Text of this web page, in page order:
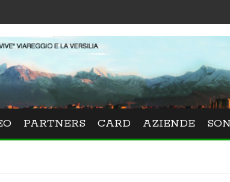
PARTNERS CARD AZIENDE